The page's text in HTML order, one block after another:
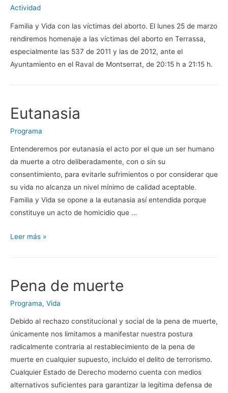
Actividad
Familia y Vida con las víctimas del aborto. El lunes 25 de marzo
rendiremos homenaje a las víctimas del aborto en Terrassa,
especialmente las 537 de 2011 y las de 2012, ante el
Ayuntamiento en el Raval de Montserrat, de 20:15 h a 21:15 h.
Eutanasia
Programa
Entenderemos por eutanasia el acto por el que un ser humano
da muerte a otro deliberadamente, con o sin su
consentimiento, para evitarle sufrimientos o por considerar que
su vida no alcanza un nivel mínimo de calidad aceptable.
Familia y Vida se opone a la eutanasia así entendida porque
constituye un acto de homicidio que …
Eutanasia
Leer más »
Pena de muerte
Programa, Vida
Debido al rechazo constitucional y social de la pena de muerte,
únicamente nos limitamos a manifestar nuestra postura
radicalmente contraria al restablecimiento de la pena de
muerte en cualquier supuesto, incluido el delito de terrorismo.
Cualquier Estado de Derecho moderno cuenta con medios
alternativos suficientes para garantizar la legítima defensa de